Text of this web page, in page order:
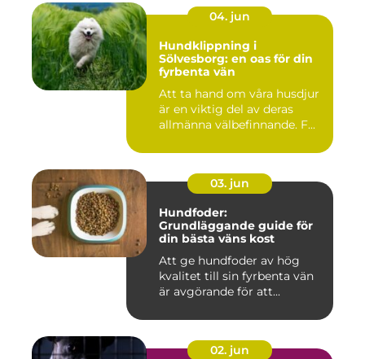
04. jun
Hundklippning i
Sölvesborg: en oas för din
fyrbenta vän
Att ta hand om våra husdjur
är en viktig del av deras
allmänna välbefinnande. F...
03. jun
Hundfoder:
Grundläggande guide för
din bästa väns kost
Att ge hundfoder av hög
kvalitet till sin fyrbenta vän
är avgörande för att...
02. jun